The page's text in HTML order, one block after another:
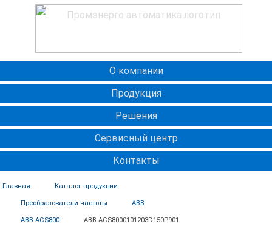
О компании
Продукция
Решения
Сервисный центр
Контакты
Главная Каталог продукции
Преобразователи частоты ABB
ABB ACS800 ABB ACS8000101203D150P901